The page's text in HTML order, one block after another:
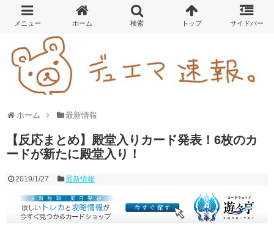
ホーム 最新情報
【反応まとめ】殿堂入りカード発表！6枚のカ
ードが新たに殿堂入り！
2019/1/27 最新情報